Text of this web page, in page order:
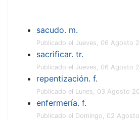
sacudo. m.
Publicado el Jueves, 06 Agosto
sacrificar. tr.
Publicado el Jueves, 06 Agosto
repentización. f.
Publicado el Lunes, 03 Agosto
enfermería. f.
Publicado el Domingo, 02